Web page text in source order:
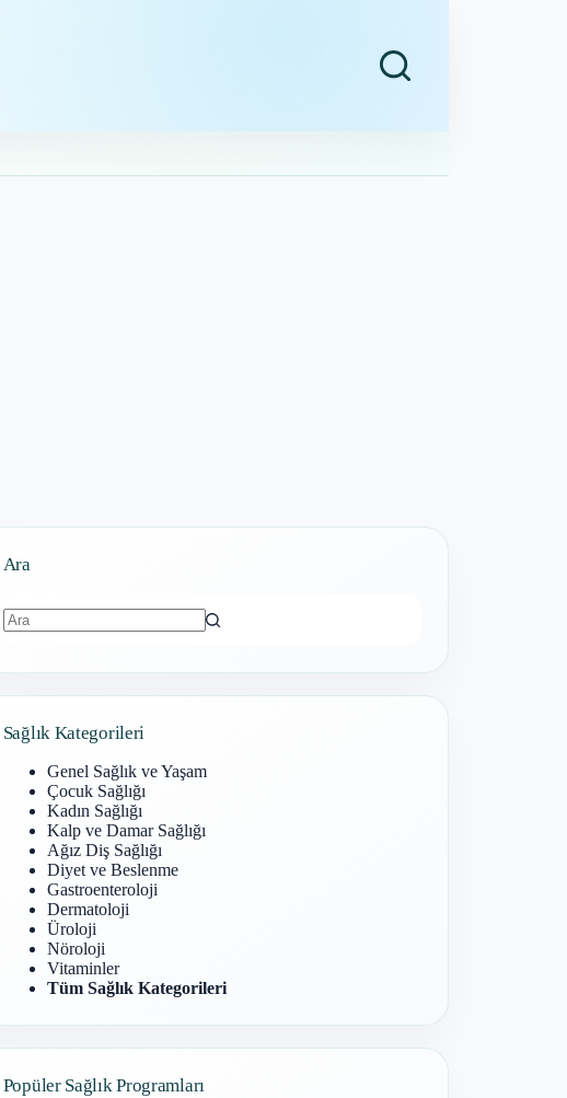
Ara
bulunamadı
Sağlık Kategorileri
Genel Sağlık ve Yaşam
Çocuk Sağlığı
Kadın Sağlığı
Kalp ve Damar Sağlığı
Ağız Diş Sağlığı
Diyet ve Beslenme
Gastroenteroloji
Dermatoloji
Üroloji
Nöroloji
Vitaminler
Tüm Sağlık Kategorileri
Popüler Sağlık Programları